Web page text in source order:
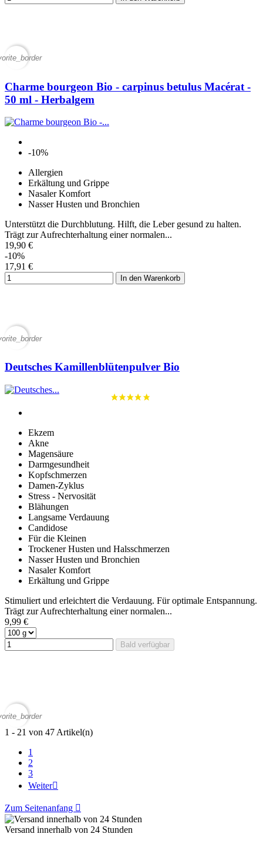
Charme bourgeon Bio - carpinus betulus Macérat -
50 ml - Herbalgem
-10%
Allergien
Erkältung und Grippe
Nasaler Komfort
Nasser Husten und Bronchien
Unterstützt die Durchblutung. Hilft, die Leber gesund zu halten.
Trägt zur Aufrechterhaltung einer normalen...
19,90 €
-10%
17,91 €
In den Warenkorb
Deutsches Kamillenblütenpulver Bio
Ekzem
Akne
Magensäure
Darmgesundheit
Kopfschmerzen
Damen-Zyklus
Stress - Nervosität
Blähungen
Langsame Verdauung
Candidose
Für die Kleinen
Trockener Husten und Halsschmerzen
Nasser Husten und Bronchien
Nasaler Komfort
Erkältung und Grippe
Stimuliert und erleichtert die Verdauung. Für optimale Entspannung.
Trägt zur Aufrechterhaltung einer normalen...
9,99 €
Bald verfügbar
1 - 21 von 47 Artikel(n)
1
2
3
Weiter
Zum Seitenanfang 
Versand innerhalb von 24 Stunden